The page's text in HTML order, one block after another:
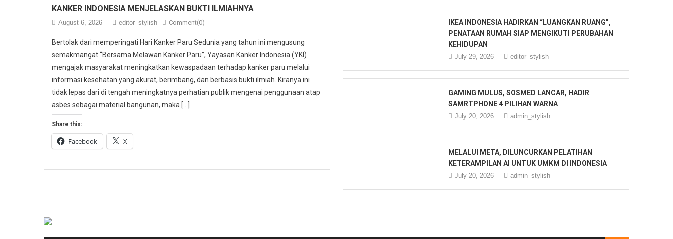
KANKER INDONESIA MENJELASKAN BUKTI ILMIAHNYA
August 6, 2026 editor_stylish Comment(0)
Bertolak dari memperingati Hari Kanker Paru Sedunia yang tahun ini mengusung
semakmangat “Bersama Melawan Kanker Paru”, Yayasan Kanker Indonesia (YKI)
mengajak masyarakat meningkatkan kewaspadaan terhadap kanker paru melalui
informasi kesehatan yang akurat, berimbang, dan berbasis bukti ilmiah. Kiranya ini
tidak lepas dari di tengah meningkatnya perhatian publik mengenai penggunaan atap
asbes sebagai material bangunan, maka […]
Share this:
Facebook X
IKEA INDONESIA HADIRKAN “LUANGKAN RUANG”,
PENATAAN RUMAH SIAP MENGIKUTI PERUBAHAN
KEHIDUPAN
July 29, 2026 editor_stylish
GAMING MULUS, SOSMED LANCAR, HADIR
SAMRTPHONE 4 PILIHAN WARNA
July 20, 2026 admin_stylish
MELALUI META, DILUNCURKAN PELATIHAN
KETERAMPILAN AI UNTUK UMKM DI INDONESIA
July 20, 2026 admin_stylish